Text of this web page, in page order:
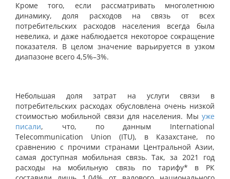
Кроме того, если рассматривать многолетнюю
динамику, доля расходов на связь от всех
потребительских расходов населения всегда была
невелика, и даже наблюдается некоторое сокращение
показателя. В целом значение варьируется в узком
диапазоне всего 4,5%–3%.
Небольшая доля затрат на услуги связи в
потребительских расходах обусловлена очень низкой
стоимостью мобильной связи для населения. Мы уже
писали, что, по данным International
Telecommunication Union (ITU), в Казахстане, по
сравнению с прочими странами Центральной Азии,
самая доступная мобильная связь. Так, за 2021 год
расходы на мобильную связь по тарифу* в РК